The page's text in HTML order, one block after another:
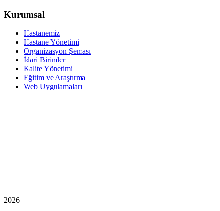
Kurumsal
Hastanemiz
Hastane Yönetimi
Organizasyon Şeması
İdari Birimler
Kalite Yönetimi
Eğitim ve Araştırma
Web Uygulamaları
2026